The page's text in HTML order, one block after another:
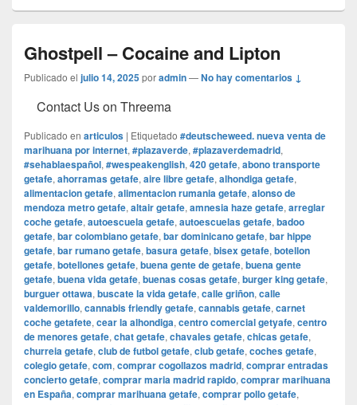
Ghostpell – Cocaine and Lipton
Publicado el julio 14, 2025poradmin—No hay comentarios ↓
Contact Us on Threema
Publicado en articulos | Etiquetado #deutscheweed. nueva venta de
marihuana por internet, #plazaverde, #plazaverdemadrid,
#sehablaespañol, #wespeakenglish, 420 getafe, abono transporte
getafe, ahorramas getafe, aire libre getafe, alhondiga getafe,
alimentacion getafe, alimentacion rumania getafe, alonso de
mendoza metro getafe, altair getafe, amnesia haze getafe, arreglar
coche getafe, autoescuela getafe, autoescuelas getafe, badoo
getafe, bar colombiano getafe, bar dominicano getafe, bar hippe
getafe, bar rumano getafe, basura getafe, bisex getafe, botellon
getafe, botellones getafe, buena gente de getafe, buena gente
getafe, buena vida getafe, buenas cosas getafe, burger king getafe,
burguer ottawa, buscate la vida getafe, calle griñon, calle
valdemorillo, cannabis friendly getafe, cannabis getafe, carnet
coche getafete, cear la alhondiga, centro comercial getyafe, centro
de menores getafe, chat getafe, chavales getafe, chicas getafe,
churreia getafe, club de futbol getafe, club getafe, coches getafe,
colegio getafe, com, comprar cogollazos madrid, comprar entradas
concierto getafe, comprar maria madrid rapido, comprar marihuana
en España, comprar marihuana getafe, comprar pollo getafe,